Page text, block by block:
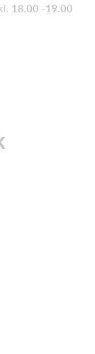
18.00 -19.00